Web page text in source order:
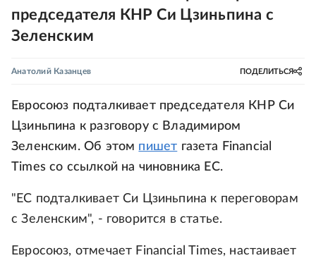
председателя КНР Си Цзиньпина с
Зеленским
Анатолий Казанцев ПОДЕЛИТЬСЯ
Евросоюз подталкивает председателя КНР Си
Цзиньпина к разговору с Владимиром
Зеленским. Об этом пишет газета Financial
Times со ссылкой на чиновника ЕС.
"ЕС подталкивает Си Цзиньпина к переговорам
с Зеленским", - говорится в статье.
Евросоюз, отмечает Financial Times, настаивает